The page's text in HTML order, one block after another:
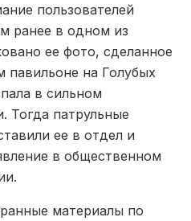
пользователей
ранее в одном из
ее фото, сделанное
павильоне на Голубых
в сильном
Тогда патрульные
ее в отдел и
в общественном
материалы по